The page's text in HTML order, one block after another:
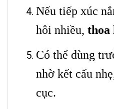
Nếu tiếp xúc
hôi nhiều, thoa
Có thể dùng
nhờ kết cấu
cục.